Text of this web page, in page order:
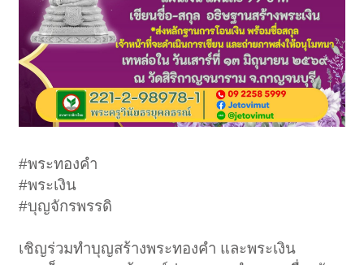
#พระทองคำ
#พระเงิน
#บุญจักรพรรดิ
เชิญร่วมทำบุญสร้างพระทองคำ และพระเงิน